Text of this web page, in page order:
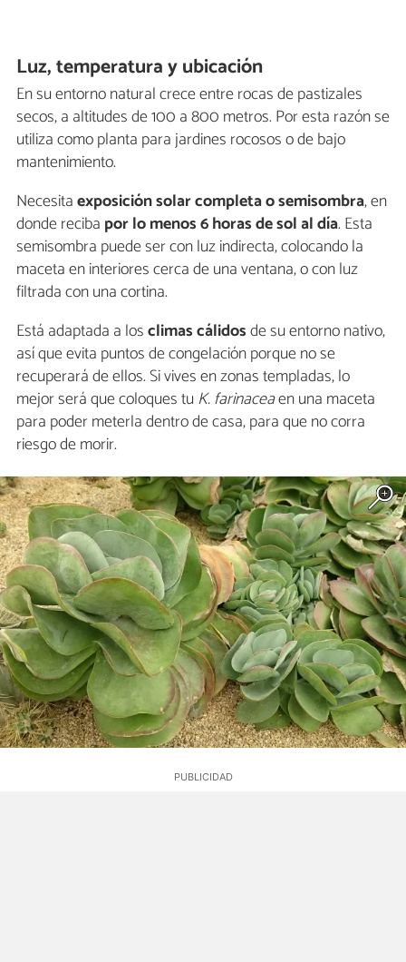
Luz, temperatura y ubicación
En su entorno natural crece entre rocas de pastizales
secos, a altitudes de 100 a 800 metros. Por esta razón se
utiliza como planta para jardines rocosos o de bajo
mantenimiento.
Necesitaexposición solar completa o semisombra, en
donde reciba por lo menos 6 horas de sol al día. Esta
semisombra puede ser con luz indirecta, colocando la
maceta en interiores cerca de una ventana, o con luz
filtrada con una cortina.
Está adaptada a losclimas cálidosde su entorno nativo,
así que evita puntos de congelación porque no se
recuperará de ellos. Si vives en zonas templadas, lo
mejor será que coloques tuK. farinaceaen una maceta
para poder meterla dentro de casa, para que no corra
riesgo de morir.